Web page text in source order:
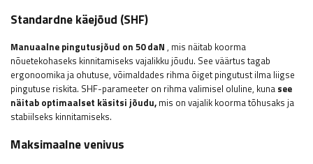
Standardne käejõud (SHF)
Manuaalne pingutusjõud on 50 daN , mis näitab koorma
nõuetekohaseks kinnitamiseks vajalikku jõudu. See väärtus tagab
ergonoomika ja ohutuse, võimaldades rihma õiget pingutust ilma liigse
pingutuse riskita. SHF-parameeter on rihma valimisel oluline, kuna see
näitab optimaalset käsitsi jõudu, mis on vajalik koorma tõhusaks ja
stabiilseks kinnitamiseks.
Maksimaalne venivus